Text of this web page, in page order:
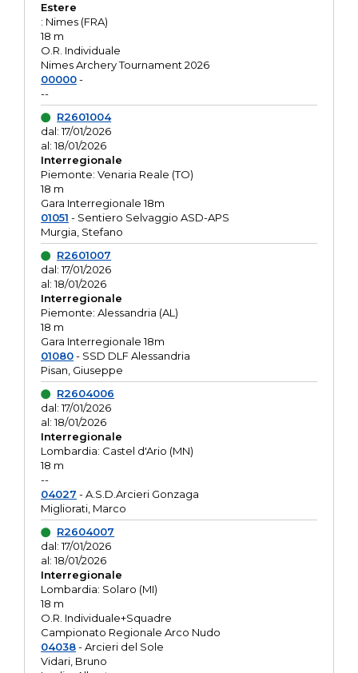
Estere
: Nimes (FRA)
18 m
O.R. Individuale
Nimes Archery Tournament 2026
00000-
--
R2601004
dal: 17/01/2026
al: 18/01/2026
Interregionale
Piemonte: Venaria Reale (TO)
18 m
Gara Interregionale 18m
01051 - Sentiero Selvaggio ASD-APS
Murgia, Stefano
R2601007
dal: 17/01/2026
al: 18/01/2026
Interregionale
Piemonte: Alessandria (AL)
18 m
Gara Interregionale 18m
01080- SSD DLF Alessandria
Pisan, Giuseppe
R2604006
dal: 17/01/2026
al: 18/01/2026
Interregionale
Lombardia: Castel d'Ario (MN)
18 m
--
04027 - A.S.D.Arcieri Gonzaga
Migliorati, Marco
R2604007
dal: 17/01/2026
al: 18/01/2026
Interregionale
Lombardia: Solaro (MI)
18 m
O.R. Individuale+Squadre
Campionato Regionale Arco Nudo
04038- Arcieri del Sole
Vidari, Bruno